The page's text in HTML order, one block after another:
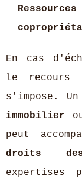
En cas
le recours
s'impose.
immobilier
peut
droits
expertises